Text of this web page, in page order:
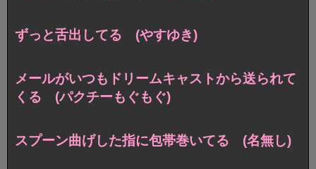
ずっと舌出してる (やすゆき)
メールがいつもドリームキャストから送られて
くる (パクチーもぐもぐ)
スプーン曲げした指に包帯巻いてる (名無し)